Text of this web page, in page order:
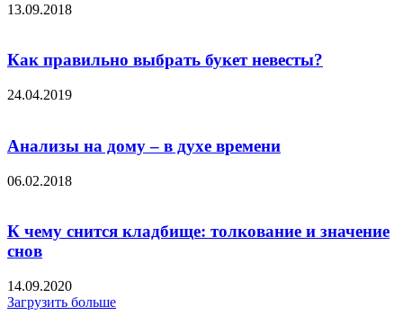
13.09.2018
Как правильно выбрать букет невесты?
24.04.2019
Анализы на дому – в духе времени
06.02.2018
К чему снится кладбище: толкование и значение
снов
14.09.2020
Загрузить больше